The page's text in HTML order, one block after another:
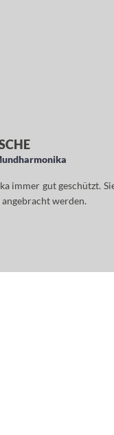
immer gut geschützt.
angebracht werden.